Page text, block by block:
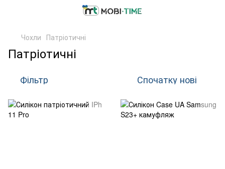
Чохли Патріотичні
Патріотичні
Фільтр Спочатку нові